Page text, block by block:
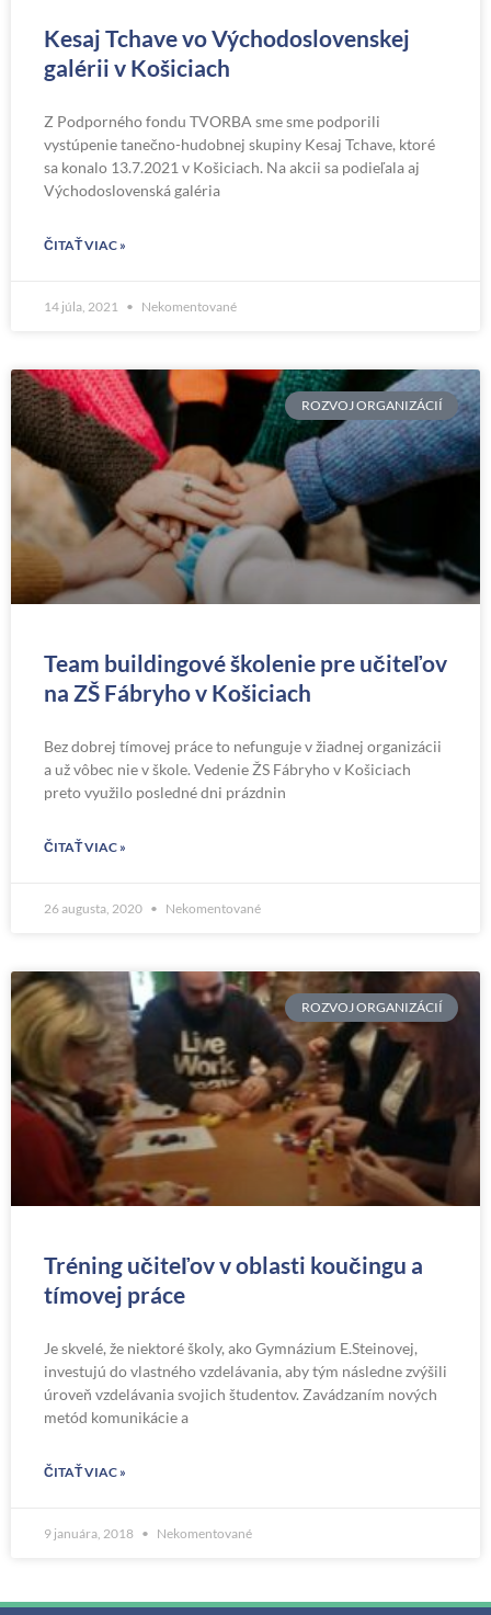
Kesaj Tchave vo Východoslovenskej
galérii v Košiciach
Z Podporného fondu TVORBA sme sme podporili
vystúpenie tanečno-hudobnej skupiny Kesaj Tchave, ktoré
sa konalo 13.7.2021 v Košiciach. Na akcii sa podieľala aj
Východoslovenská galéria
ČITAŤ VIAC »
14 júla, 2021 Nekomentované
ROZVOJ ORGANIZÁCIÍ
Team buildingové školenie pre učiteľov
na ZŠ Fábryho v Košiciach
Bez dobrej tímovej práce to nefunguje v žiadnej organizácii
a už vôbec nie v škole. Vedenie ŽS Fábryho v Košiciach
preto využilo posledné dni prázdnin
ČITAŤ VIAC »
26 augusta, 2020 Nekomentované
ROZVOJ ORGANIZÁCIÍ
Tréning učiteľov v oblasti koučingu a
tímovej práce
Je skvelé, že niektoré školy, ako Gymnázium E.Steinovej,
investujú do vlastného vzdelávania, aby tým následne zvýšili
úroveň vzdelávania svojich študentov. Zavádzaním nových
metód komunikácie a
ČITAŤ VIAC »
9 januára, 2018 Nekomentované